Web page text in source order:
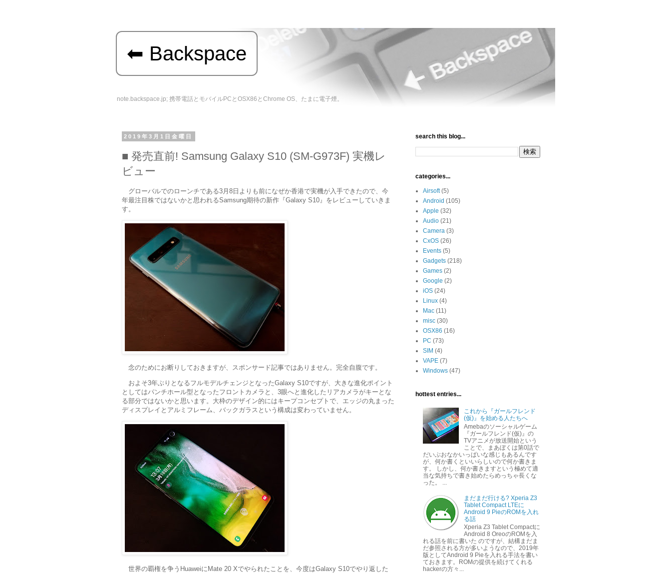
Backspace
note.backspace.jp; 携帯電話とモバイルPCとOSX86とChrome OS、たまに電子煙。
2019年3月1日金曜日
発売直前! Samsung Galaxy S10 (SM-G973F) 実機レ
ビュー
グローバルでのローンチである3月8日よりも前になぜか香港で実機が入手できたので、今
年最注目株ではないかと思われるSamsung期待の新作『Galaxy S10』をレビューしていきま
す。
念のためにお断りしておきますが、スポンサード記事ではありません。完全自腹です。
およそ3年ぶりとなるフルモデルチェンジとなったGalaxy S10ですが、大きな進化ポイント
としてはパンチホール型となったフロントカメラと、3眼へと進化したリアカメラがキーとな
る部分ではないかと思います。大枠のデザイン的にはキープコンセプトで、エッジの丸まった
ディスプレイとアルミフレーム、バックガラスという構成は変わっていません。
世界の覇権を争うHuaweiにMate 20 Xでやられたことを、今度はGalaxy S10でやり返した
search this blog...
categories...
Airsoft (5)
Android (105)
Apple (32)
Audio (21)
Camera (3)
CxOS (26)
Events (5)
Gadgets (218)
Games (2)
Google (2)
iOS (24)
Linux (4)
Mac (11)
misc (30)
OSX86 (16)
PC (73)
SIM (4)
VAPE (7)
Windows (47)
hottest entries...
これから『ガールフレンド
(仮)』を始める人たちへ
Amebaのソーシャルゲーム
『ガールフレンド(仮)』の
TVアニメが放送開始という
ことで、まあぼくは第0話で
だいぶおなかいっぱいな感じもあるんです
が、何か書くといいらしいので何か書きま
す。 しかし、何か書きますという極めて適
当な気持ちで書き始めたらめっちゃ長くな
った。 ...
まだまだ行ける? Xperia Z3
Tablet Compact LTEに
Android 9 PieのROMを入れ
る話
Xperia Z3 Tablet Compactに
Android 8 OreoのROMを入
れる話を前に書いた のですが、結構まだま
だ参照される方が多いようなので、2019年
版としてAndroid 9 Pieを入れる手法を書い
ておきます。ROMの提供を続けてくれる
hackerの方々...